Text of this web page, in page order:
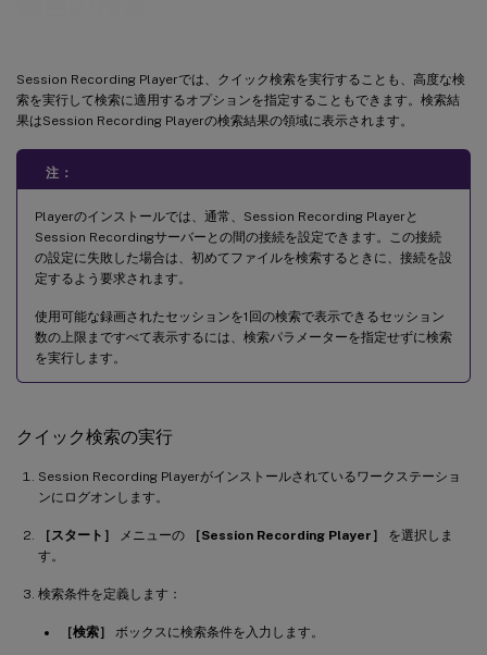
Session Recording Playerでは、クイック検索を実行することも、高度な検
索を実行して検索に適用するオプションを指定することもできます。検索結
果はSession Recording Playerの検索結果の領域に表示されます。
注：
Playerのインストールでは、通常、Session Recording Playerと
Session Recordingサーバーとの間の接続を設定できます。この接続
の設定に失敗した場合は、初めてファイルを検索するときに、接続を設
定するよう要求されます。
使用可能な録画されたセッションを1回の検索で表示できるセッション
数の上限まですべて表示するには、検索パラメーターを指定せずに検索
を実行します。
クイック検索の実行
Session Recording Playerがインストールされているワークステーショ
ンにログオンします。
［スタート］ メニューの ［Session Recording Player］
を選択しま
す。
検索条件を定義します：
［検索］ ボックスに検索条件を入力します。